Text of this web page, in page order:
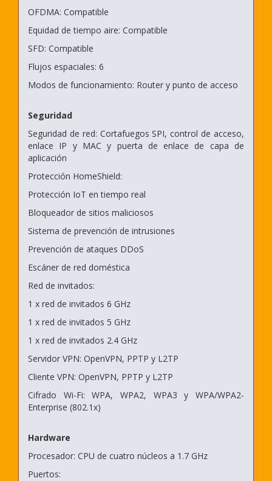
OFDMA: Compatible
Equidad de tiempo aire: Compatible
SFD: Compatible
Flujos espaciales: 6
Modos de funcionamiento: Router y punto de acceso
Seguridad
Seguridad de red: Cortafuegos SPI, control de acceso,
enlace IP y MAC y puerta de enlace de capa de
aplicación
Protección HomeShield:
Protección IoT en tiempo real
Bloqueador de sitios maliciosos
Sistema de prevención de intrusiones
Prevención de ataques DDoS
Escáner de red doméstica
Red de invitados:
1 x red de invitados 6 GHz
1 x red de invitados 5 GHz
1 x red de invitados 2.4 GHz
Servidor VPN: OpenVPN, PPTP y L2TP
Cliente VPN: OpenVPN, PPTP y L2TP
Cifrado Wi-Fi: WPA, WPA2, WPA3 y WPA/WPA2-
Enterprise (802.1x)
Hardware
Procesador: CPU de cuatro núcleos a 1.7 GHz
Puertos: